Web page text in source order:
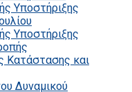
Υποστήριξης
Υποστήριξης
Κατάστασης και
Δυναμικού